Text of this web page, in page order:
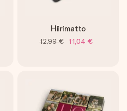
Hiirimatto
12,99 € 11,04 €